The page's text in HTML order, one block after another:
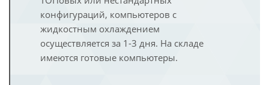
конфигураций, компьютеров с
жидкостным охлаждением
осуществляется за 1-3 дня. На складе
имеются готовые компьютеры.